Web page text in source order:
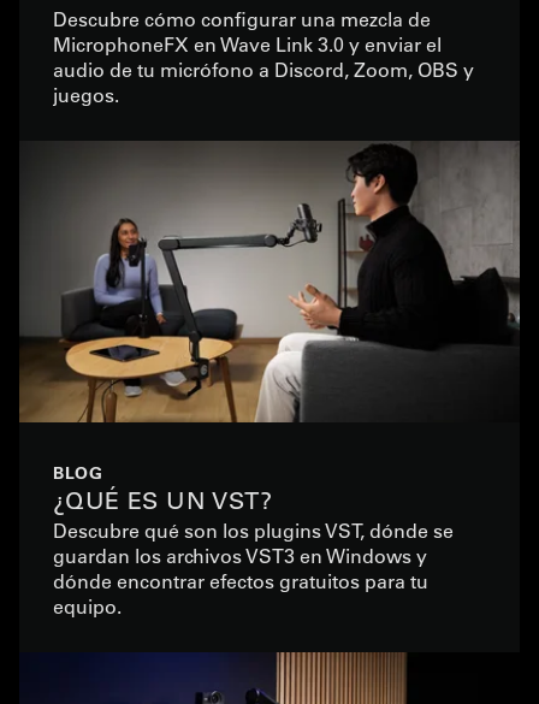
Descubre cómo configurar una mezcla de
MicrophoneFX en Wave Link 3.0 y enviar el
audio de tu micrófono a Discord, Zoom, OBS y
juegos.
BLOG
¿QUÉ ES UN VST?
Descubre qué son los plugins VST, dónde se
guardan los archivos VST3 en Windows y
dónde encontrar efectos gratuitos para tu
equipo.